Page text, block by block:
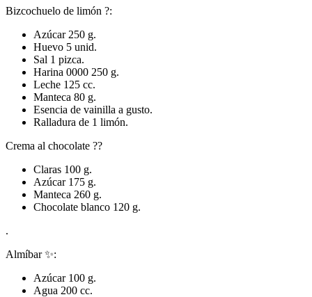
Bizcochuelo de limón ?:
Azúcar 250 g.
Huevo 5 unid.
Sal 1 pizca.
Harina 0000 250 g.
Leche 125 cc.
Manteca 80 g.
Esencia de vainilla a gusto.
Ralladura de 1 limón.
Crema al chocolate ??
Claras 100 g.
Azúcar 175 g.
Manteca 260 g.
Chocolate blanco 120 g.
.
Almíbar ✨:
Azúcar 100 g.
Agua 200 cc.